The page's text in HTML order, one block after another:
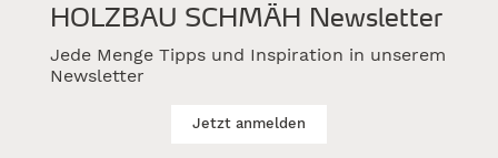
HOLZBAU SCHMÄH Newsletter
Jede Menge Tipps und Inspiration in unserem
Newsletter
Jetzt anmelden